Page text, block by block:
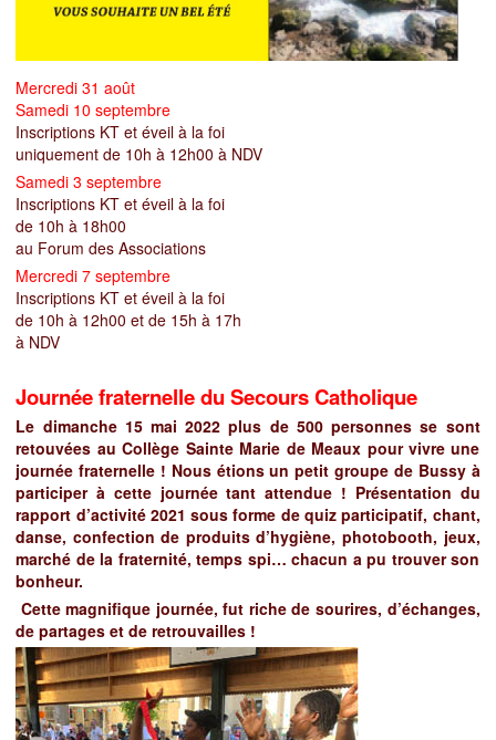
Mercredi 31 août
Samedi 10 septembre
Inscriptions KT et éveil à la foi
uniquement de 10h à 12h00 à NDV
Samedi 3 septembre
Inscriptions KT et éveil à la foi
de 10h à 18h00
au Forum des Associations
Mercredi 7 septembre
Inscriptions KT et éveil à la foi
de 10h à 12h00 et de 15h à 17h
à NDV
Journée fraternelle du Secours Catholique
Le dimanche 15 mai 2022 plus de 500 personnes se sont
retouvées au Collège Sainte Marie de Meaux pour vivre une
journée fraternelle ! Nous étions un petit groupe de Bussy à
participer à cette journée tant attendue ! Présentation du
rapport d’activité 2021 sous forme de quiz participatif, chant,
danse, confection de produits d’hygiène, photobooth, jeux,
marché de la fraternité, temps spi… chacun a pu trouver son
bonheur.
Cette magnifique journée, fut riche de sourires, d’échanges,
de partages et de retrouvailles !